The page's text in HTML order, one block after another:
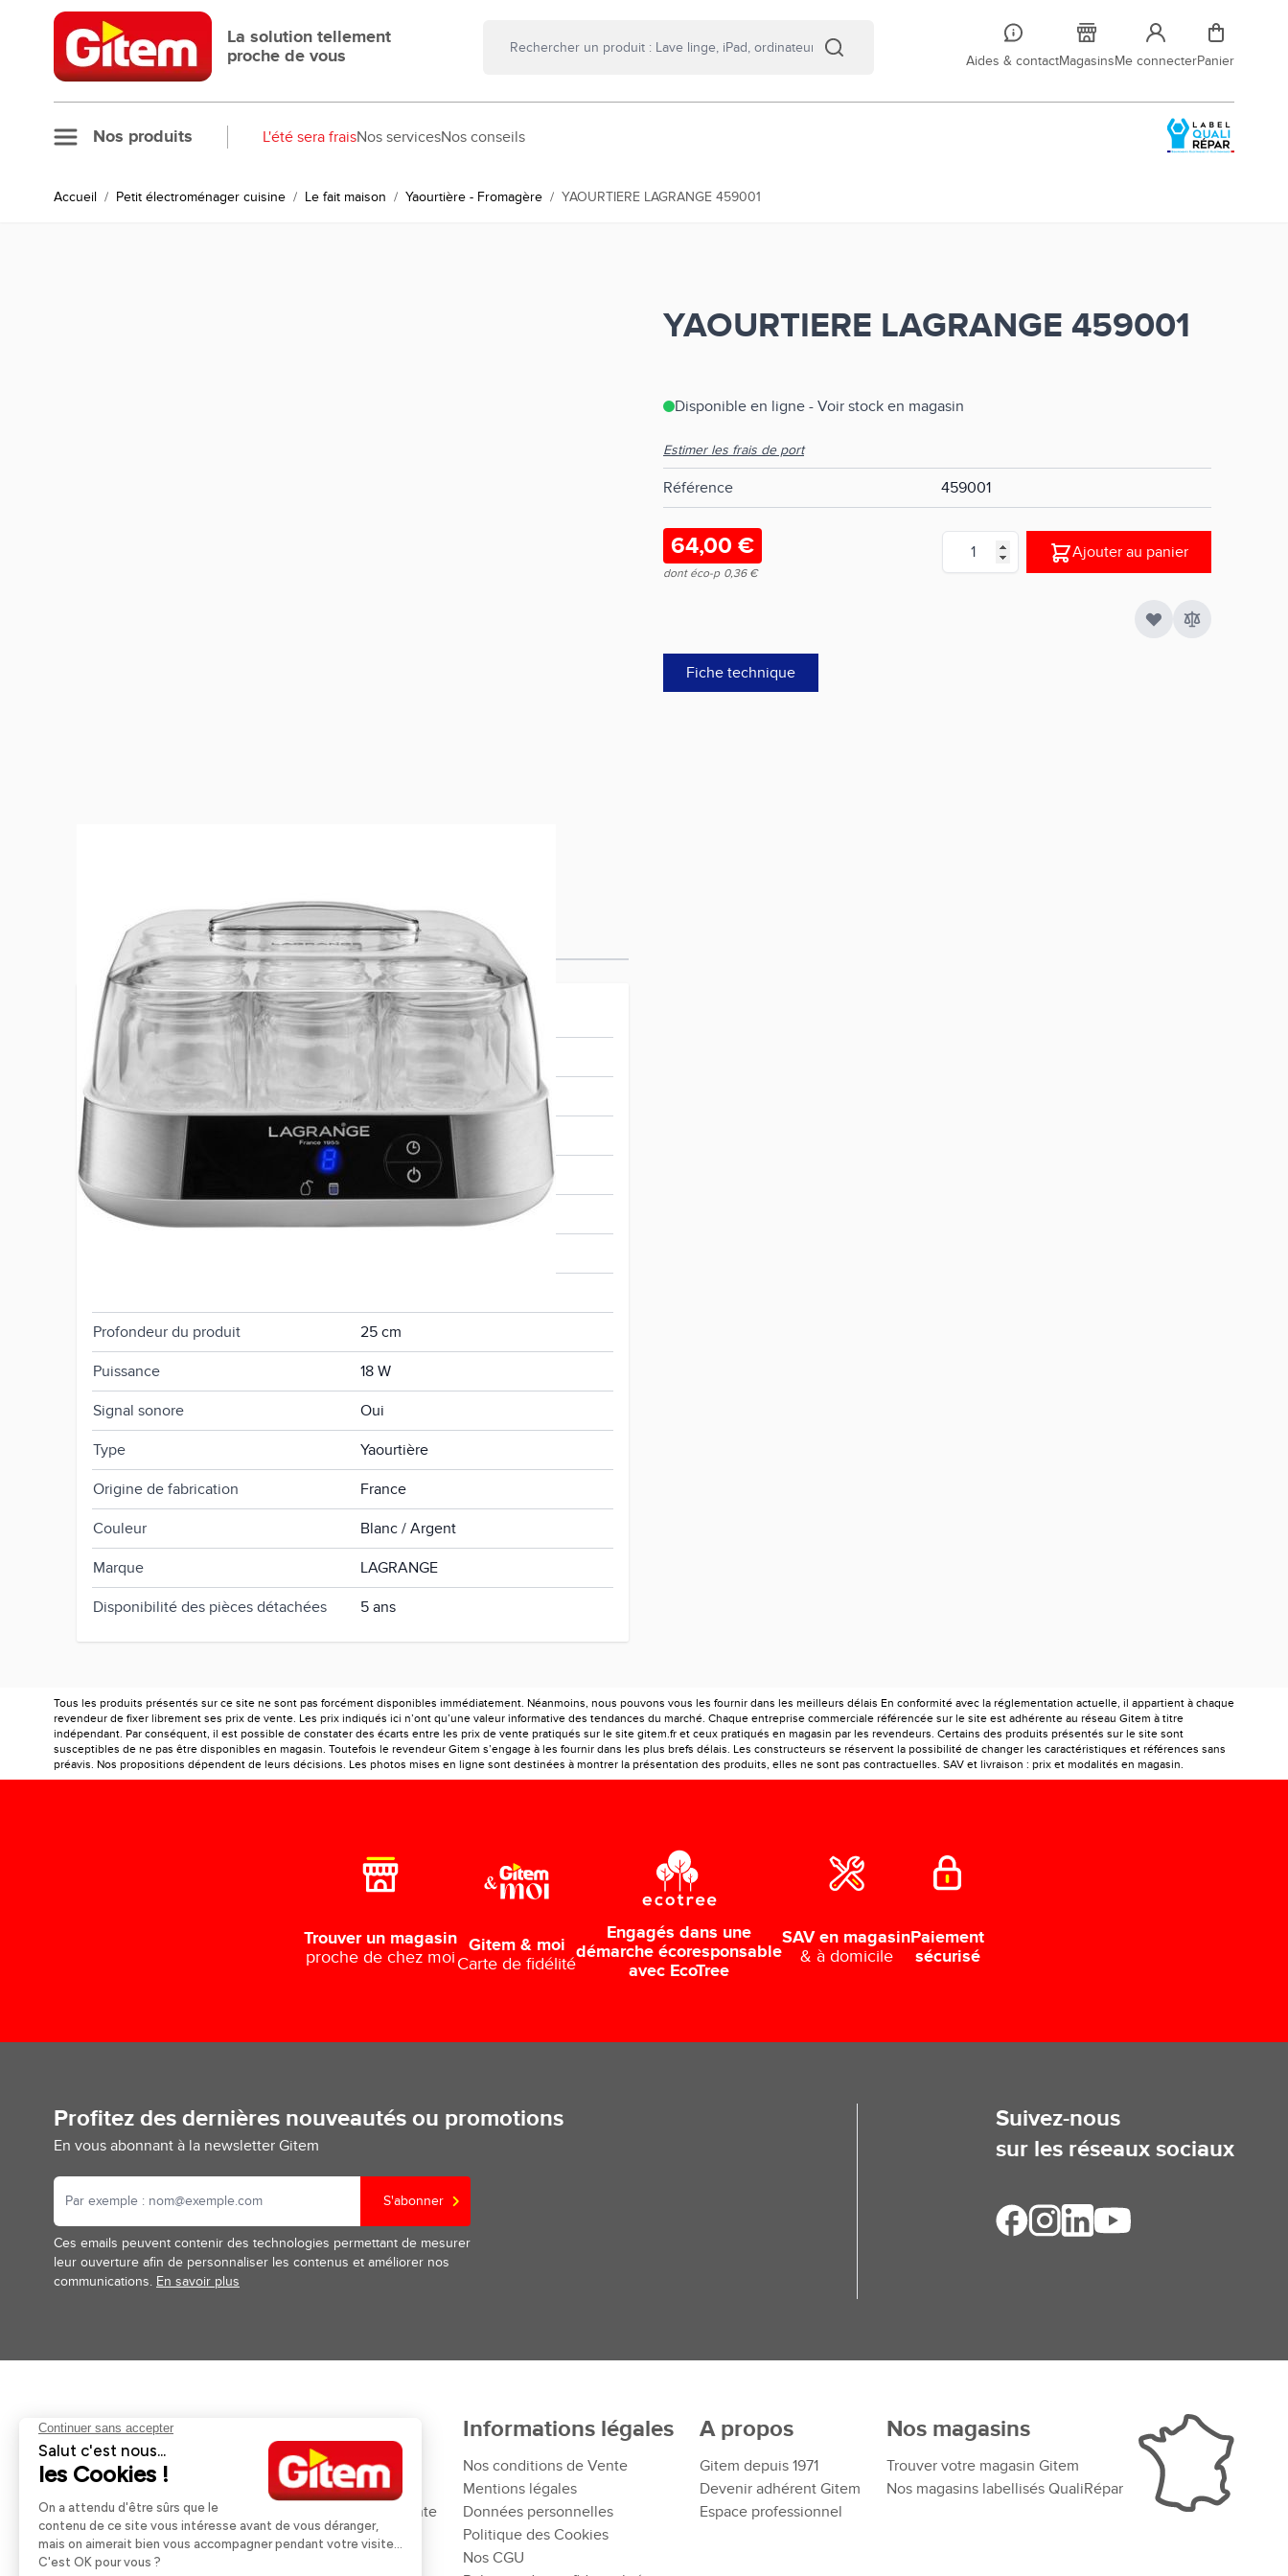
Allez au contenu
La solution tellement
proche de vous
Aides & contactMagasinsMe connecterPanier
Nos produits L'été sera fraisNos servicesNos conseils
Accueil / Petit électroménager cuisine / Le fait maison / Yaourtière - Fromagère / YAOURTIERE LAGRANGE 459001
YAOURTIERE LAGRANGE 459001
Disponible en ligne - Voir stock en magasin
Estimer les frais de port
Référence 459001
64,00 €
dont éco-p 0,36 €
Quantité
Ajouter au panier
Fiche technique
Plus d’information
Arrêt automatique Oui
Capacité 9 pots en verre de 185 g
EAN 3196204590014
Ecran d'affichage Oui
Hauteur du produit 16 cm
Largeur du produit
Profondeur du produit 25 cm
Puissance 18 W
Signal sonore Oui
Type Yaourtière
Origine de fabrication France
Couleur Blanc / Argent
Marque LAGRANGE
Disponibilité des pièces détachées 5 ans
Tous les produits présentés sur ce site ne sont pas forcément disponibles immédiatement. Néanmoins, nous pouvons vous les fournir dans les meilleurs délais En conformité avec la réglementation actuelle, il appartient à chaque
revendeur de fixer librement ses prix de vente. Les prix indiqués ici n’ont qu’une valeur informative des tendances du marché. Chaque entreprise commerciale référencée sur le site est adhérente au réseau Gitem à titre
indépendant. Par conséquent, il est possible de constater des écarts entre les prix de vente pratiqués sur le site gitem.fr et ceux pratiqués en magasin par les revendeurs. Certains des produits présentés sur le site sont
susceptibles de ne pas être disponibles en magasin. Toutefois le revendeur Gitem s’engage à les fournir dans les plus brefs délais. Les constructeurs se réservent la possibilité de changer les caractéristiques et références sans
préavis. Nos propositions dépendent de leurs décisions. Les photos mises en ligne sont destinées à montrer la présentation des produits, elles ne sont pas contractuelles. SAV et livraison : prix et modalités en magasin.
Trouver un magasin
proche de chez moi
Gitem & moi
Carte de fidélité
Engagés dans une
démarche écoresponsable
avec EcoTree
SAV en magasin
& à domicile
Paiement
sécurisé
Profitez des dernières nouveautés ou promotions
En vous abonnant à la newsletter Gitem
S'abonner
Ces emails peuvent contenir des technologies permettant de mesurer
leur ouverture afin de personnaliser les contenus et améliorer nos
communications. En savoir plus
Suivez-nous
sur les réseaux sociaux
Aides et informations
Retour et remboursement
Nos guides d'achat
Livraison et retrait
Rappels Produits
Pose et services
Financement
Service Après Vente
Informations légales
Nos conditions de Vente
Mentions légales
Données personnelles
Politique des Cookies
Nos CGU
A propos
Gitem depuis 1971
Devenir adhérent Gitem
Espace professionnel
Nos magasins
Trouver votre magasin Gitem
Nos magasins labellisés QualiRépar